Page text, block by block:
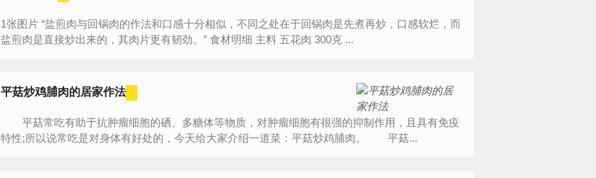
1张图片 “盐煎肉与回锅肉的作法和口感十分相似，不同之处在于回锅肉是先煮再炒，口感软烂，而
盐煎肉是直接炒出来的，其肉片更有韧劲。” 食材明细 主料 五花肉 300克 ...
平菇炒鸡脯肉的居家作法
平菇常吃有助于抗肿瘤细胞的硒、多糖体等物质，对肿瘤细胞有很强的抑制作用，且具有免疫
特性;所以说常吃是对身体有好处的，今天给大家介绍一道菜：平菇炒鸡脯肉。 平菇...